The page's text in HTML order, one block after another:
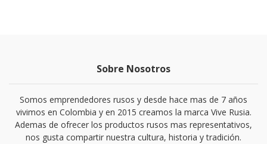
Sobre Nosotros
Somos emprendedores rusos y desde hace mas de 7 años
vivimos en Colombia y en 2015 creamos la marca Vive Rusia.
Ademas de ofrecer los productos rusos mas representativos,
nos gusta compartir nuestra cultura, historia y tradición.